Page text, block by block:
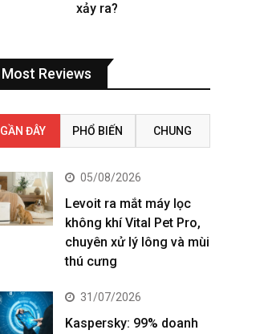
xảy ra?
Most Reviews
GẦN ĐÂY PHỔ BIẾN CHUNG
05/08/2026
Levoit ra mắt máy lọc
không khí Vital Pet Pro,
chuyên xử lý lông và mùi
thú cưng
31/07/2026
Kaspersky: 99% doanh